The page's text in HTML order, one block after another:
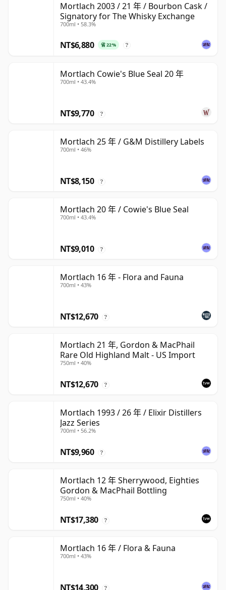
Mortlach 2003 / 21 年 / Bourbon Cask /
Signatory for The Whisky Exchange
700ml • 58.3%
NT$6,880 省 22% ?
Mortlach Cowie's Blue Seal 20 年
700ml • 43.4%
NT$9,770 ?
Mortlach 25 年 / G&M Distillery Labels
700ml • 46%
NT$8,150 ?
Mortlach 20 年 / Cowie's Blue Seal
700ml • 43.4%
NT$9,010 ?
Mortlach 16 年 - Flora and Fauna
700ml • 43%
NT$12,670 ?
Mortlach 21 年, Gordon & MacPhail
Rare Old Highland Malt - US Import
750ml • 40%
NT$12,670 ?
Mortlach 1993 / 26 年 / Elixir Distillers
Jazz Series
700ml • 56.2%
NT$9,960 ?
Mortlach 12 年 Sherrywood, Eighties
Gordon & MacPhail Bottling
750ml • 40%
NT$17,380 ?
Mortlach 16 年 / Flora & Fauna
700ml • 43%
NT$14,300 ?